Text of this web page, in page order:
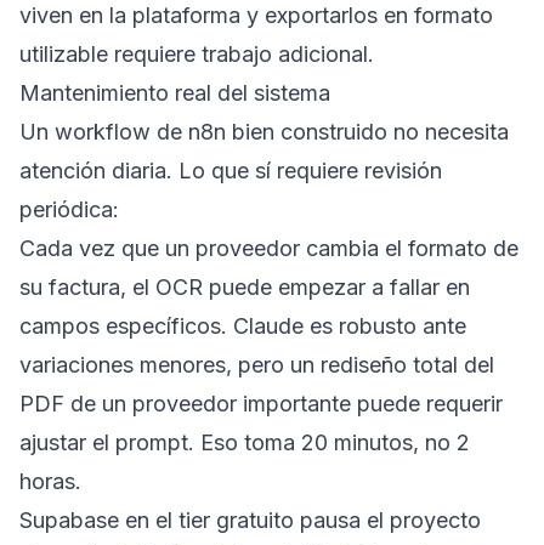
viven en la plataforma y exportarlos en formato
utilizable requiere trabajo adicional.
Mantenimiento real del sistema
Un workflow de n8n bien construido no necesita
atención diaria. Lo que sí requiere revisión
periódica:
Cada vez que un proveedor cambia el formato de
su factura, el OCR puede empezar a fallar en
campos específicos. Claude es robusto ante
variaciones menores, pero un rediseño total del
PDF de un proveedor importante puede requerir
ajustar el prompt. Eso toma 20 minutos, no 2
horas.
Supabase en el tier gratuito pausa el proyecto